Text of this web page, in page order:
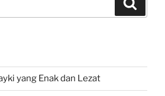
yang Enak dan Lezat